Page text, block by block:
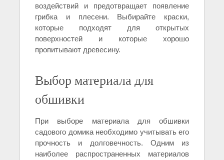
воздействий и предотвращает появление
грибка и плесени. Выбирайте краски,
которые подходят для открытых
поверхностей и которые хорошо
пропитывают древесину.
Выбор материала для
обшивки
При выборе материала для обшивки
садового домика необходимо учитывать его
прочность и долговечность. Одним из
наиболее распространенных материалов